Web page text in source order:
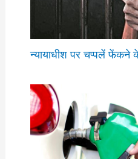
न्यायाधीश पर चप्पलें फेंकने